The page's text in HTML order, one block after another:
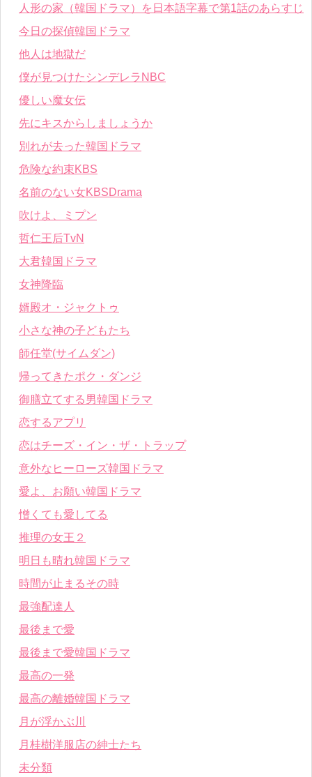
人形の家（韓国ドラマ）を日本語字幕で第1話のあらすじ
今日の探偵韓国ドラマ
他人は地獄だ
僕が見つけたシンデレラNBC
優しい魔女伝
先にキスからしましょうか
別れが去った韓国ドラマ
危険な約束KBS
名前のない女KBSDrama
吹けよ、ミプン
哲仁王后TvN
大君韓国ドラマ
女神降臨
婿殿オ・ジャクトゥ
小さな神の子どもたち
師任堂(サイムダン)
帰ってきたポク・ダンジ
御膳立てする男韓国ドラマ
恋するアプリ
恋はチーズ・イン・ザ・トラップ
意外なヒーローズ韓国ドラマ
愛よ、お願い韓国ドラマ
憎くても愛してる
推理の女王２
明日も晴れ韓国ドラマ
時間が止まるその時
最強配達人
最後まで愛
最後まで愛韓国ドラマ
最高の一発
最高の離婚韓国ドラマ
月が浮かぶ川
月桂樹洋服店の紳士たち
未分類